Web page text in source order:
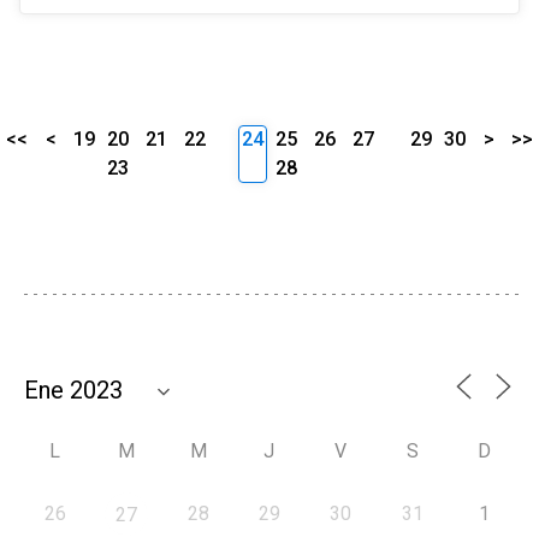
<< < 19 20 21
22
23
24 25 26
27
28
29 30 > >>
L M M J V S D
26 27 28 29 30 31 1